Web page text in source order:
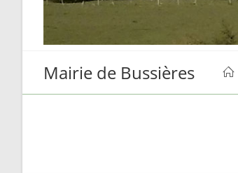
Mairie de Bussières